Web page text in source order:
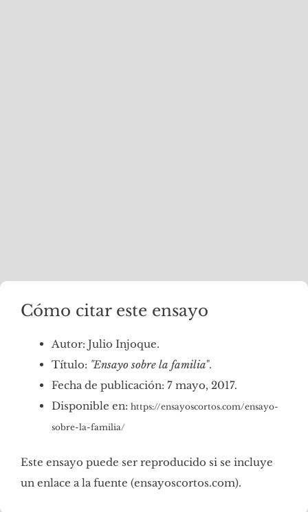
Cómo citar este ensayo
Autor: Julio Injoque.
Título: "Ensayo sobre la familia".
Fecha de publicación: 7 mayo, 2017.
Disponible en: https://ensayoscortos.com/ensayo-
sobre-la-familia/
Este ensayo puede ser reproducido si se incluye
un enlace a la fuente (ensayoscortos.com).